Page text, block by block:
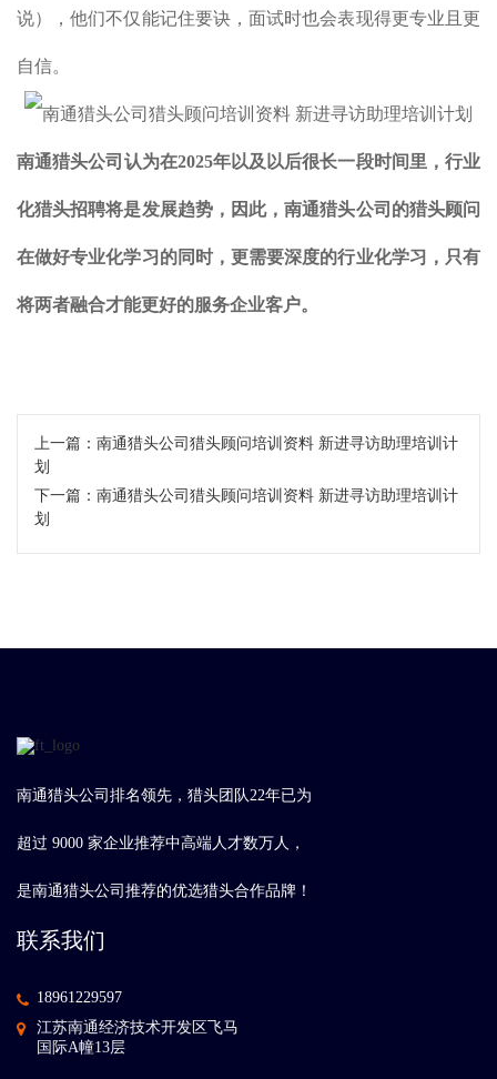
说），他们不仅能记住要诀，面试时也会表现得更专业且更
自信。
南通猎头公司认为在2025年以及以后很长一段时间里，行业
化猎头招聘将是发展趋势，因此，南通猎头公司的猎头顾问
在做好专业化学习的同时，更需要深度的行业化学习，只有
将两者融合才能更好的服务企业客户。
上一篇： 南通猎头公司猎头顾问培训资料 新进寻访助理培训计
划
下一篇： 南通猎头公司猎头顾问培训资料 新进寻访助理培训计
划
南通猎头公司排名领先，猎头团队22年已为
超过 9000 家企业推荐中高端人才数万人，
是南通猎头公司推荐的优选猎头合作品牌！
联系我们
18961229597
江苏南通经济技术开发区飞马
国际A幢13层